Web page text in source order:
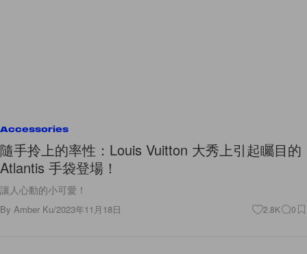
Accessories
隨手拎上的率性：Louis Vuitton 大秀上引起矚目的
Atlantis 手袋登場！
讓人心動的小可愛！
By Amber Ku/2023年11月18日 2.8K 0